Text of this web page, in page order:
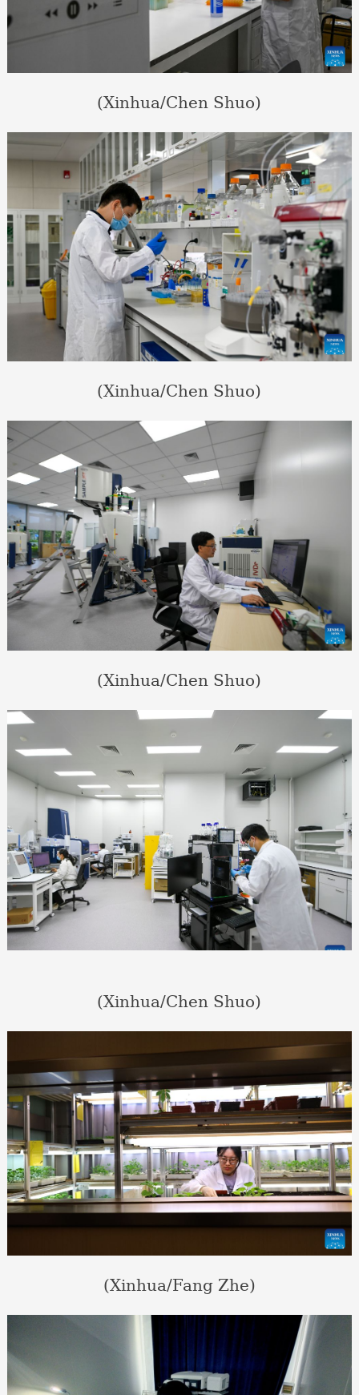
(Xinhua/Chen Shuo)
(Xinhua/Chen Shuo)
(Xinhua/Chen Shuo)
(Xinhua/Chen Shuo)
(Xinhua/Fang Zhe)